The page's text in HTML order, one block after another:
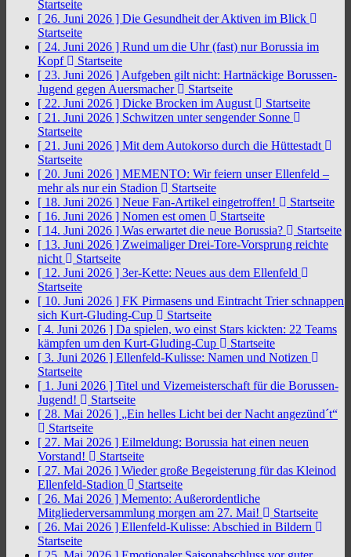
Startseite
[ 26. Juni 2026 ] Die Gesundheit der Aktiven im Blick
Startseite
[ 24. Juni 2026 ] Rund um die Uhr (fast) nur Borussia im
Kopf
Startseite
[ 23. Juni 2026 ] Aufgeben gilt nicht: Hartnäckige Borussen-
Jugend gegen Auersmacher
Startseite
[ 22. Juni 2026 ] Dicke Brocken im August
Startseite
[ 21. Juni 2026 ] Schwitzen unter sengender Sonne
Startseite
[ 21. Juni 2026 ] Mit dem Autokorso durch die Hüttestadt
Startseite
[ 20. Juni 2026 ] MEMENTO: Wir feiern unser Ellenfeld –
mehr als nur ein Stadion
Startseite
[ 18. Juni 2026 ] Neue Fan-Artikel eingetroffen!
Startseite
[ 16. Juni 2026 ] Nomen est omen
Startseite
[ 14. Juni 2026 ] Was erwartet die neue Borussia?
Startseite
[ 13. Juni 2026 ] Zweimaliger Drei-Tore-Vorsprung reichte
nicht
Startseite
[ 12. Juni 2026 ] 3er-Kette: Neues aus dem Ellenfeld
Startseite
[ 10. Juni 2026 ] FK Pirmasens und Eintracht Trier schnappen
sich Kurt-Gluding-Cup
Startseite
[ 4. Juni 2026 ] Da spielen, wo einst Stars kickten: 22 Teams
kämpfen um den Kurt-Gluding-Cup
Startseite
[ 3. Juni 2026 ] Ellenfeld-Kulisse: Namen und Notizen
Startseite
[ 1. Juni 2026 ] Titel und Vizemeisterschaft für die Borussen-
Jugend!
Startseite
[ 28. Mai 2026 ] „Ein helles Licht bei der Nacht angezünd´t“
Startseite
[ 27. Mai 2026 ] Eilmeldung: Borussia hat einen neuen
Vorstand!
Startseite
[ 27. Mai 2026 ] Wieder große Begeisterung für das Kleinod
Ellenfeld-Stadion
Startseite
[ 26. Mai 2026 ] Memento: Außerordentliche
Mitgliederversammlung morgen am 27. Mai!
Startseite
[ 26. Mai 2026 ] Ellenfeld-Kulisse: Abschied in Bildern
Startseite